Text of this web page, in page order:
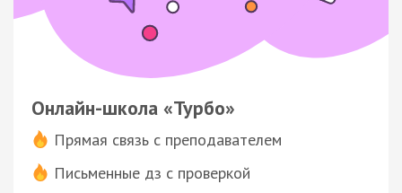
Онлайн-школа «Турбо»
Прямая связь с преподавателем
Письменные дз с проверкой